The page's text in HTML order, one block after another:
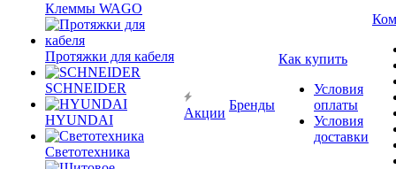
Клеммы WAGO
Протяжки для кабеля
SCHNEIDER
HYUNDAI
Светотехника
Акции
Бренды
Как купить
Условия
оплаты
Условия
доставки